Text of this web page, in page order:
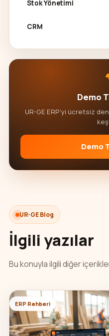
Stok Yönetimi
CRM
Demo
UR-GE ERP'yi ücretsiz
Demo
UR-GE Blog
İlgili yazılar
Bu konuyla ilgili diğer
ERP Rehberi